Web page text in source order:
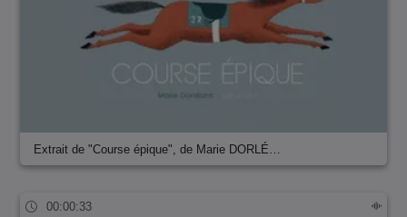
Extrait de "Course épique", de Marie DORLÉ…
00:00:33